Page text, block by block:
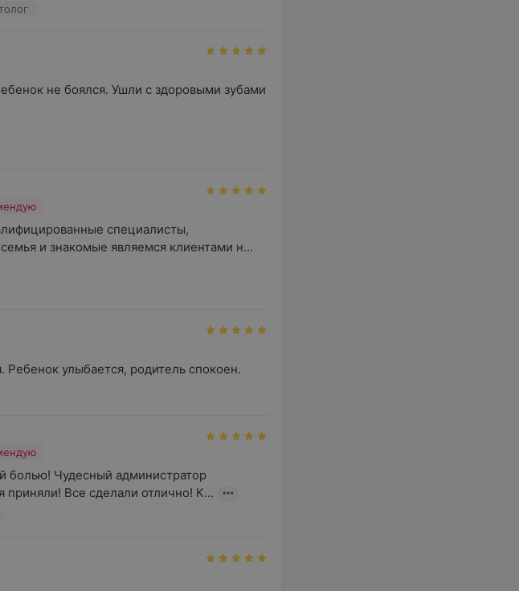
не боялся. Ушли с здоровыми зубами
специалисты,
и знакомые являемся клиентами н...
Ребенок улыбается, родитель спокоен.
болью! Чудесный администратор
приняли! Все сделали отлично! К...